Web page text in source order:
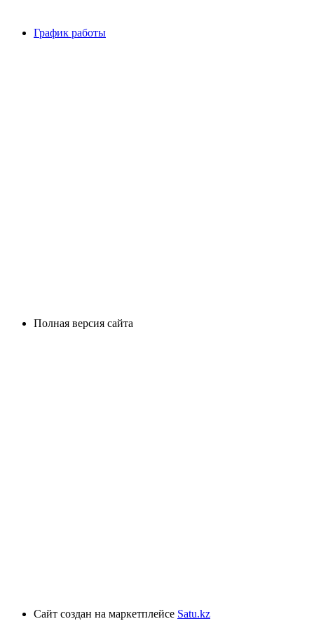
График работы
Полная версия сайта
Сайт создан на маркетплейсе Satu.kz